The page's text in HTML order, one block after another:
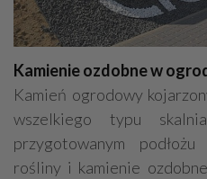
Kamienie ozdobne w
Kamień ogrodowy
wszelkiego typu
przygotowanym
rośliny i kamienie